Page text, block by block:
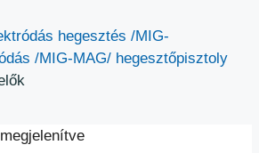
hegesztés /MIG-
/MIG-MAG/ hegesztőpisztoly